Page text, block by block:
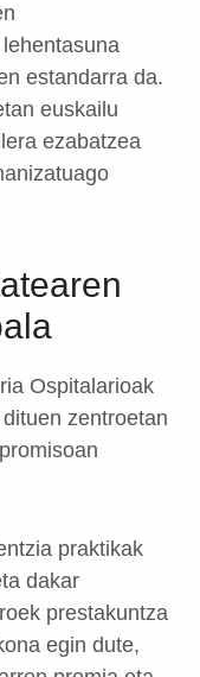
estandarra da.
euskailu
ezabatzea
Ospitalarioak
zentroetan
praktikak
dakar
prestakuntza
egin dute,